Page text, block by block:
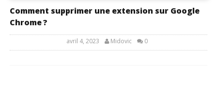
Comment supprimer une extension sur Google
Chrome ?
avril 4, 2023 Midovic 0